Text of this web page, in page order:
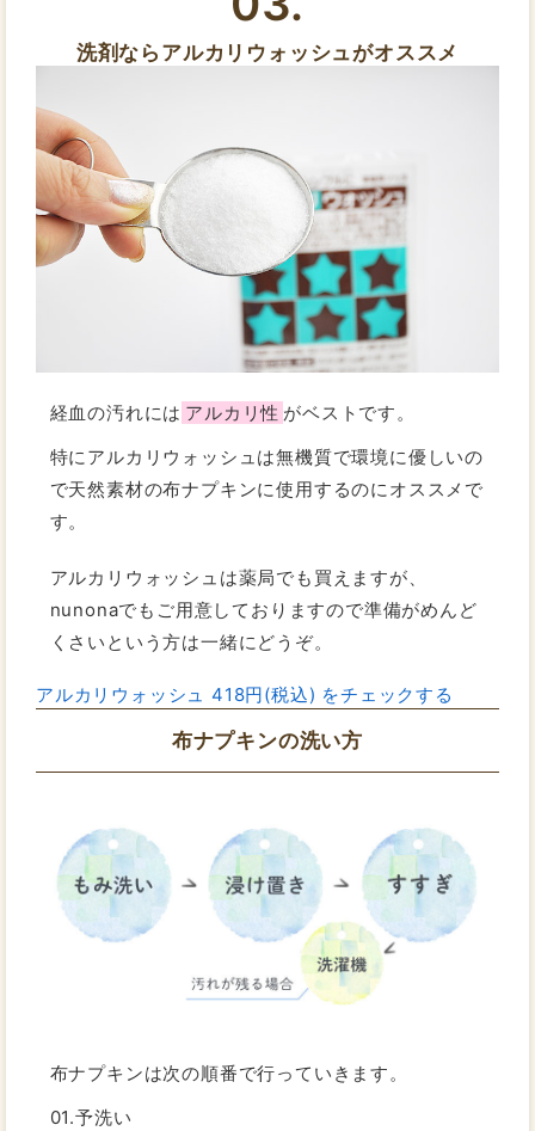
洗剤ならアルカリウォッシュがオススメ
経血の汚れには アルカリ性 がベストです。
特にアルカリウォッシュは無機質で環境に優しいの
で天然素材の布ナプキンに使用するのにオススメで
す。
アルカリウォッシュは薬局でも買えますが、
nunonaでもご用意しておりますので準備がめんど
くさいという方は一緒にどうぞ。
アルカリウォッシュ 418円(税込) をチェックする
布ナプキンの洗い方
布ナプキンは次の順番で行っていきます。
01.予洗い